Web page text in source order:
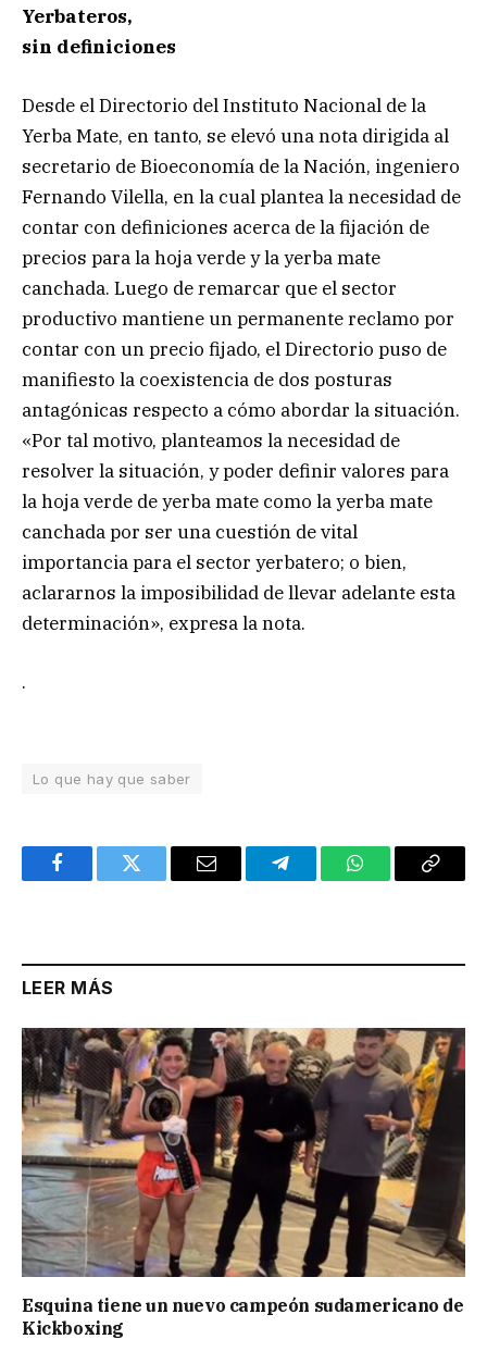
Yerbateros,
sin definiciones
Desde el Directorio del Instituto Nacional de la
Yerba Mate, en tanto, se elevó una nota dirigida al
secretario de Bioeconomía de la Nación, ingeniero
Fernando Vilella, en la cual plantea la necesidad de
contar con definiciones acerca de la fijación de
precios para la hoja verde y la yerba mate
canchada. Luego de remarcar que el sector
productivo mantiene un permanente reclamo por
contar con un precio fijado, el Directorio puso de
manifiesto la coexistencia de dos posturas
antagónicas respecto a cómo abordar la situación.
«Por tal motivo, planteamos la necesidad de
resolver la situación, y poder definir valores para
la hoja verde de yerba mate como la yerba mate
canchada por ser una cuestión de vital
importancia para el sector yerbatero; o bien,
aclararnos la imposibilidad de llevar adelante esta
determinación», expresa la nota.
.
Lo que hay que saber
FacebookTwitter Email TelegramWhatsAppCopy
LEER MÁS
Esquina tiene un nuevo campeón sudamericano de
Kickboxing